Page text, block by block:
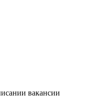
вакансии